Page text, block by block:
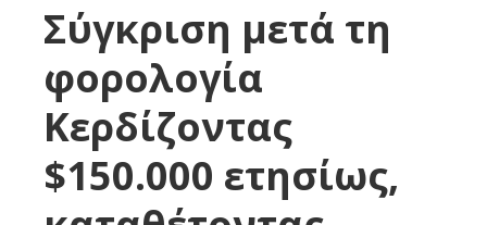
Σύγκριση μετά τη
φορολογία
Κερδίζοντας
$150.000 ετησίως,